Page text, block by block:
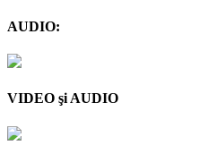
AUDIO:
VIDEO şi AUDIO